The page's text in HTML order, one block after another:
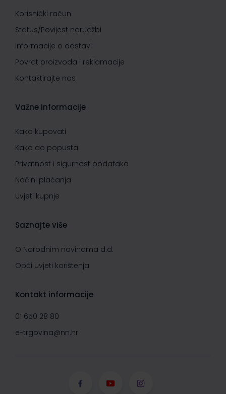
Korisnički račun
Status/Povijest narudžbi
Informacije o dostavi
Povrat proizvoda i reklamacije
Kontaktirajte nas
Važne informacije
Kako kupovati
Kako do popusta
Privatnost i sigurnost podataka
Načini plaćanja
Uvjeti kupnje
Saznajte više
O Narodnim novinama d.d.
Opći uvjeti korištenja
Kontakt informacije
01 650 28 80
e-trgovina@nn.hr